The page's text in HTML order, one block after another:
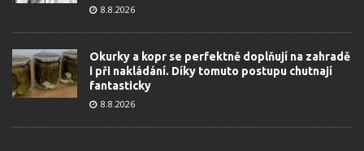
8.8.2026
Okurky a kopr se perfektně doplňují na zahradě
i při nakládání. Díky tomuto postupu chutnají
fantasticky
8.8.2026